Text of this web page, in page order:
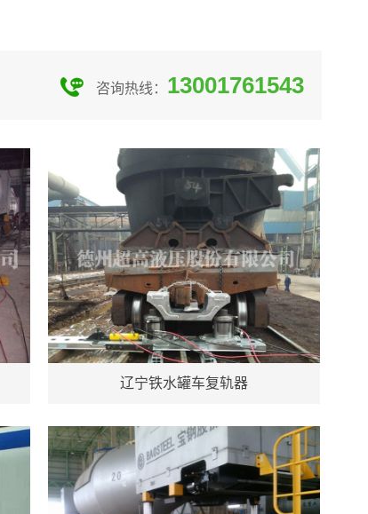
咨询热线： 13001761543
辽宁铁水罐车复轨器